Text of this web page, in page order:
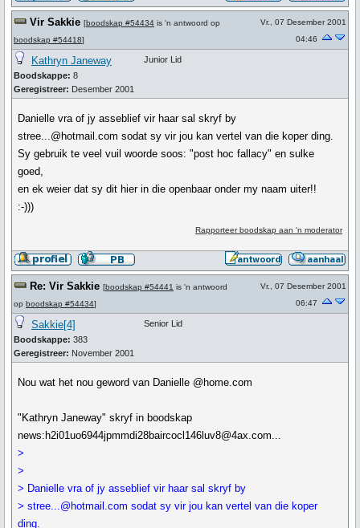
Vir Sakkie [boodskap #54434 is 'n antwoord op
boodskap #54418]
Vr., 07 Desember 2001
04:46
Kathryn Janeway
Boodskappe: 8
Geregistreer: Desember 2001
Junior Lid
Danielle vra of jy asseblief vir haar sal skryf by
stree...@hotmail.com sodat sy vir jou kan vertel van die koper ding.
Sy gebruik te veel vuil woorde soos: "post hoc fallacy" en sulke
goed,
en ek weier dat sy dit hier in die openbaar onder my naam uiter!!
:-)))
Rapporteer boodskap aan 'n moderator
Re: Vir Sakkie [boodskap #54441 is 'n antwoord
op boodskap #54434]
Vr., 07 Desember 2001
06:47
Sakkie[4]
Boodskappe: 383
Geregistreer: November 2001
Senior Lid
Nou wat het nou geword van Danielle @home.com
"Kathryn Janeway" skryf in boodskap
news:h2i01uo6944jpmmdi28baircocl146luv8@4ax.com...
>
>
> Danielle vra of jy asseblief vir haar sal skryf by
> stree...@hotmail.com sodat sy vir jou kan vertel van die koper
ding.